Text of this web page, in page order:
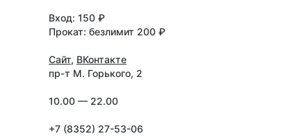
Вход: 150 ₽
Прокат: безлимит 200 ₽
Сайт, ВКонтакте
пр-т М. Горького, 2
10.00 — 22.00
+7 (8352) 27-53-06